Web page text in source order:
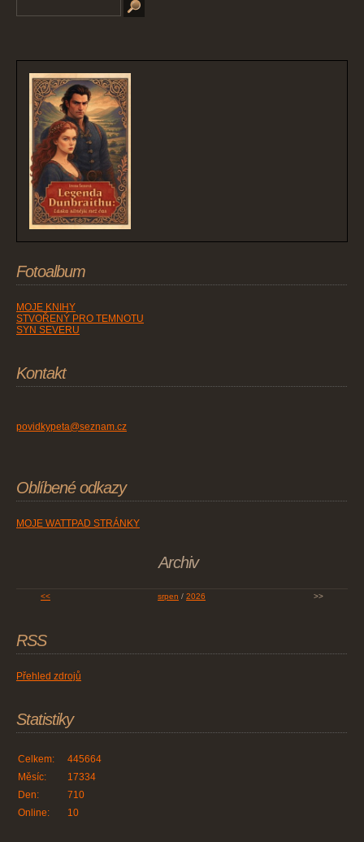
Fotoalbum
MOJE KNIHY
STVOŘENÝ PRO TEMNOTU
SYN SEVERU
Kontakt
povidkypeta@seznam.cz
Oblíbené odkazy
MOJE WATTPAD STRÁNKY
Archiv
<< srpen / 2026 >>
RSS
Přehled zdrojů
Statistiky
Online: 10
Celkem:
445664
Měsíc:
17334
Den:
710